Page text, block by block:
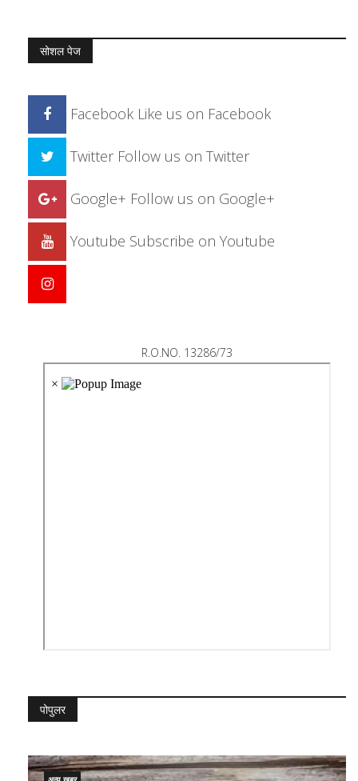
सोशल पेज
Facebook Like us on Facebook
Twitter Follow us on Twitter
Google+ Follow us on Google+
Youtube Subscribe on Youtube
R.O.NO. 13286/73
पोपुलर